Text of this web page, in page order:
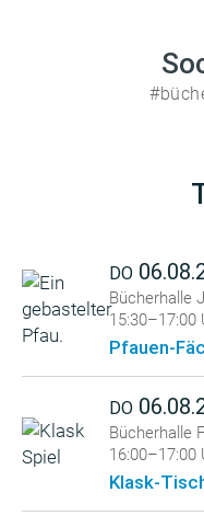
DO
Bücherhalle
15:30–17:00
Pfauen-
DO
Bücherhalle
16:00–17:00
Klask-